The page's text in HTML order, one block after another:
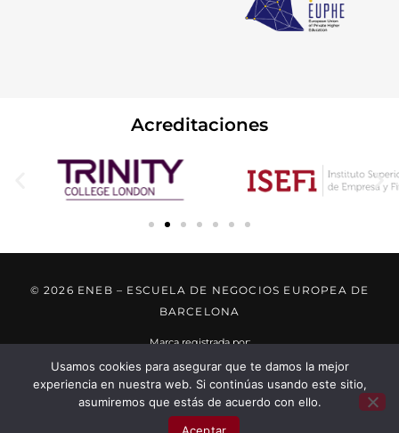
Acreditaciones
© 2026 ENEB – ESCUELA DE NEGOCIOS EUROPEA DE
BARCELONA
Marca registrada por:
X
Habla por WhatsApp
Usamos cookies para asegurar que te damos la mejor
experiencia en nuestra web. Si continúas usando este sitio,
asumiremos que estás de acuerdo con ello.